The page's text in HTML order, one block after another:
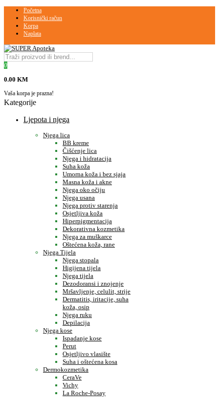
Početna
Korisnički račun
Korpa
Naplata
0
0.00 KM
Vaša korpa je prazna!
Kategorije
Ljepota i njega
Njega lica
BB kreme
Čišćenje lica
Njega i hidratacija
Suha koža
Umorna koža i bez sjaja
Masna koža i akne
Njega oko očiju
Njega usana
Njega protiv starenja
Osjetljiva koža
Hiperpigmentacija
Dekorativna kozmetika
Njega za muškarce
Oštećena koža, rane
Njega Tijela
Njega stopala
Higijena tijela
Njega tijela
Dezodoransi i znojenje
Mršavljenje, celulit, strije
Dermatitis, iritacije, suha
koža, osip
Njega ruku
Depilacija
Njega kose
Ispadanje kose
Perut
Osjetljivo vlasište
Suha i oštećena kosa
Dermokozmetika
CeraVe
Vichy
La Roche-Posay